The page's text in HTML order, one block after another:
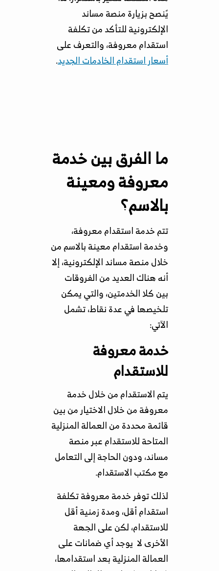
يًنصح بزيارة منصة مساند
الإلكترونية للتأكد من تكلفة
استقدام معروفة، والتعرف على
أسعار استقدام الخادمات الجديد.
ما الفرق بين خدمة
معروفة ومعينة
بالاسم؟
تتم خدمة استقدام معروفة،
وخدمة استقدام معينة بالاسم من
خلال منصة مساند الإلكترونية، إلا
أنه هناك العديد من الفروقات
بين كلا الخدمتين، والتي يمكن
تلخيصها في عدة نقاط، تشمل
الآتي:
خدمة معروفة
للاستقدام
يتم الاستقدام من خلال خدمة
معروفة من خلال الاختيار من بين
قائمة محددة من العمالة المنزلية
المتاحة للاستقدام عبر منصة
مساند، ودون الحاجة إلى التعامل
مع مكتب الاستقدام.
لذلك توفر خدمة معروفة تكلفة
استقدام أقل، ومدة زمنية أقل
للاستقدام، لكن على الجهة
الأخرى لا يوجد أي ضمانات على
العمالة المنزلية بعد استقدامها،